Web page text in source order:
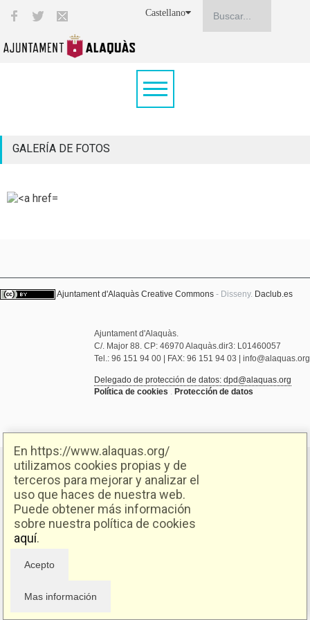
En https://www.alaquas.org/
utilizamos cookies propias y de
terceros para mejorar y analizar el
uso que haces de nuestra web.
Puede obtener más información
sobre nuestra política de cookies
aquí.
Castellano
GALERÍA DE FOTOS
Ajuntament d'Alaquàs Creative Commons - Disseny. Daclub.es
Ajuntament d'Alaquàs.
C/. Major 88. CP: 46970 Alaquàs.dir3: L01460057
Tel.: 96 151 94 00 | FAX: 96 151 94 03 | info@alaquas.org
Delegado de protección de datos: dpd@alaquas.org
Política de cookies . Protección de datos